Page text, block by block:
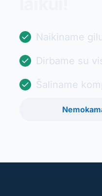
Naikiname
Dirbame su
Šaliname